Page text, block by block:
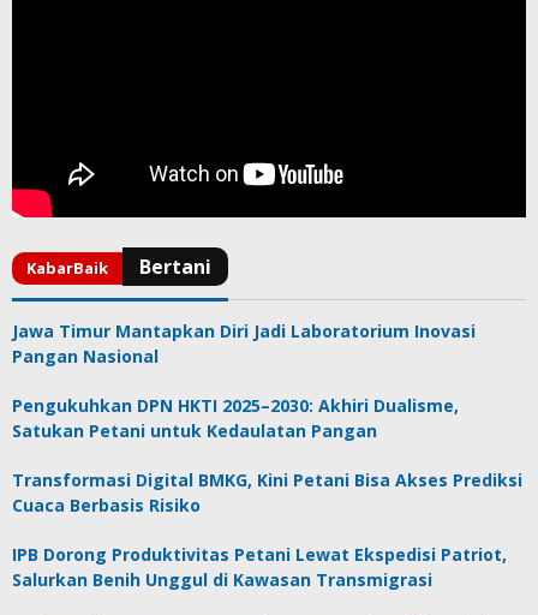
Jawa Timur Mantapkan Diri Jadi Laboratorium Inovasi
Pangan Nasional
Pengukuhkan DPN HKTI 2025–2030: Akhiri Dualisme,
Satukan Petani untuk Kedaulatan Pangan
Transformasi Digital BMKG, Kini Petani Bisa Akses Prediksi
Cuaca Berbasis Risiko
IPB Dorong Produktivitas Petani Lewat Ekspedisi Patriot,
Salurkan Benih Unggul di Kawasan Transmigrasi